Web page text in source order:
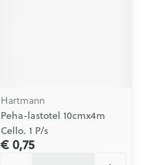
Hartmann
Peha-lastotel 10cmx4m
Cello. 1 P/s
€ 0,75